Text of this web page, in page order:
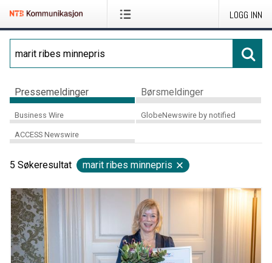
LOGG INN
Pressemeldinger Børsmeldinger
Business Wire GlobeNewswire by notified
ACCESS Newswire
5 Søkeresultat marit ribes minnepris